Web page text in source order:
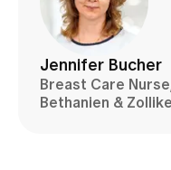
Jennifer Bucher
Breast Care
Bethanien &